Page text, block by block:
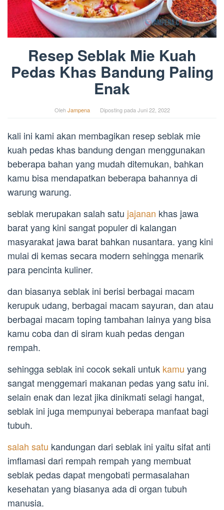
Resep Seblak Mie Kuah
Pedas Khas Bandung Paling
Enak
OlehJampena Diposting pada Juni 22, 2022
kali ini kami akan membagikan resep seblak mie
kuah pedas khas bandung dengan menggunakan
beberapa bahan yang mudah ditemukan, bahkan
kamu bisa mendapatkan beberapa bahannya di
warung warung.
seblak merupakan salah satu jajanan khas jawa
barat yang kini sangat populer di kalangan
masyarakat jawa barat bahkan nusantara. yang kini
mulai di kemas secara modern sehingga menarik
para pencinta kuliner.
dan biasanya seblak ini berisi berbagai macam
kerupuk udang, berbagai macam sayuran, dan atau
berbagai macam toping tambahan lainya yang bisa
kamu coba dan di siram kuah pedas dengan
rempah.
sehingga seblak ini cocok sekali untuk kamu yang
sangat menggemari makanan pedas yang satu ini.
selain enak dan lezat jika dinikmati selagi hangat,
seblak ini juga mempunyai beberapa manfaat bagi
tubuh.
salah satu kandungan dari seblak ini yaitu sifat anti
imflamasi dari rempah rempah yang membuat
seblak pedas dapat mengobati permasalahan
kesehatan yang biasanya ada di organ tubuh
manusia.